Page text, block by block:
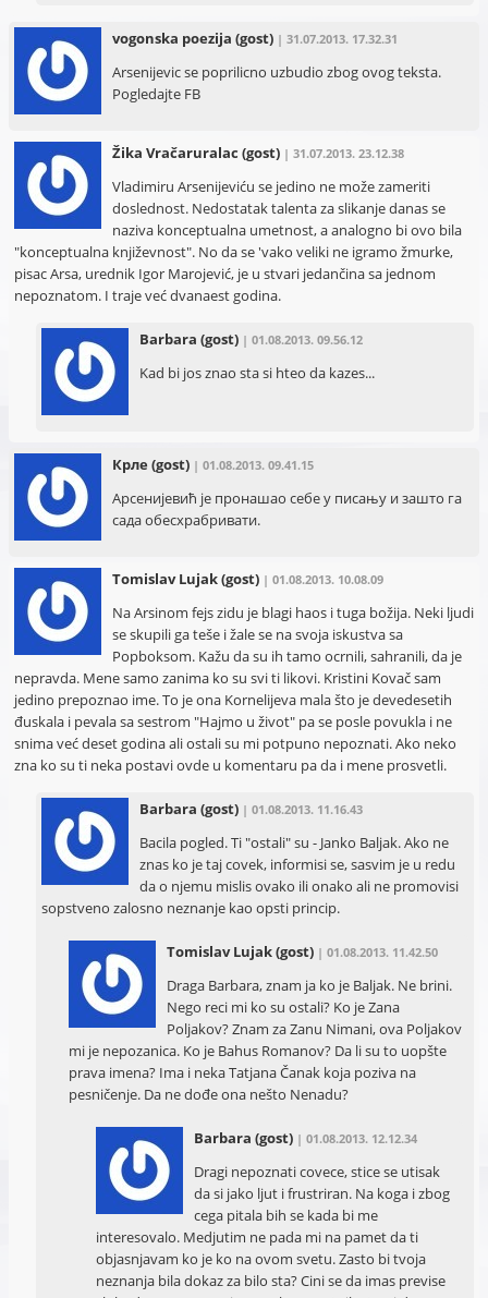
vogonska poezija (gost) | 31.07.2013. 17.32.31
Arsenijevic se poprilicno uzbudio zbog ovog teksta.
Pogledajte FB
Žika Vračaruralac (gost) | 31.07.2013. 23.12.38
Vladimiru Arsenijeviću se jedino ne može zameriti
doslednost. Nedostatak talenta za slikanje danas se
naziva konceptualna umetnost, a analogno bi ovo bila
"konceptualna književnost". No da se 'vako veliki ne igramo žmurke,
pisac Arsa, urednik Igor Marojević, je u stvari jedančina sa jednom
nepoznatom. I traje već dvanaest godina.
Barbara (gost) | 01.08.2013. 09.56.12
Kad bi jos znao sta si hteo da kazes...
Крле (gost) | 01.08.2013. 09.41.15
Арсенијевић је пронашао себе у писању и зашто га
сада обесхрабривати.
Tomislav Lujak(gost) | 01.08.2013. 10.08.09
Na Arsinom fejs zidu je blagi haos i tuga božija. Neki ljudi
se skupili ga teše i žale se na svoja iskustva sa
Popboksom. Kažu da su ih tamo ocrnili, sahranili, da je
nepravda. Mene samo zanima ko su svi ti likovi. Kristini Kovač sam
jedino prepoznao ime. To je ona Kornelijeva mala što je devedesetih
đuskala i pevala sa sestrom "Hajmo u život" pa se posle povukla i ne
snima već deset godina ali ostali su mi potpuno nepoznati. Ako neko
zna ko su ti neka postavi ovde u komentaru pa da i mene prosvetli.
Barbara (gost) | 01.08.2013. 11.16.43
Bacila pogled. Ti "ostali" su - Janko Baljak. Ako ne
znas ko je taj covek, informisi se, sasvim je u redu
da o njemu mislis ovako ili onako ali ne promovisi
sopstveno zalosno neznanje kao opsti princip.
Tomislav Lujak(gost) | 01.08.2013. 11.42.50
Draga Barbara, znam ja ko je Baljak. Ne brini.
Nego reci mi ko su ostali? Ko je Zana
Poljakov? Znam za Zanu Nimani, ova Poljakov
mi je nepozanica. Ko je Bahus Romanov? Da li su to uopšte
prava imena? Ima i neka Tatjana Čanak koja poziva na
pesničenje. Da ne dođe ona nešto Nenadu?
Barbara (gost) | 01.08.2013. 12.12.34
Dragi nepoznati covece, stice se utisak
da si jako ljut i frustriran. Na koga i zbog
cega pitala bih se kada bi me
interesovalo. Medjutim ne pada mi na pamet da ti
objasnjavam ko je ko na ovom svetu. Zasto bi tvoja
neznanja bila dokaz za bilo sta? Cini se da imas previse